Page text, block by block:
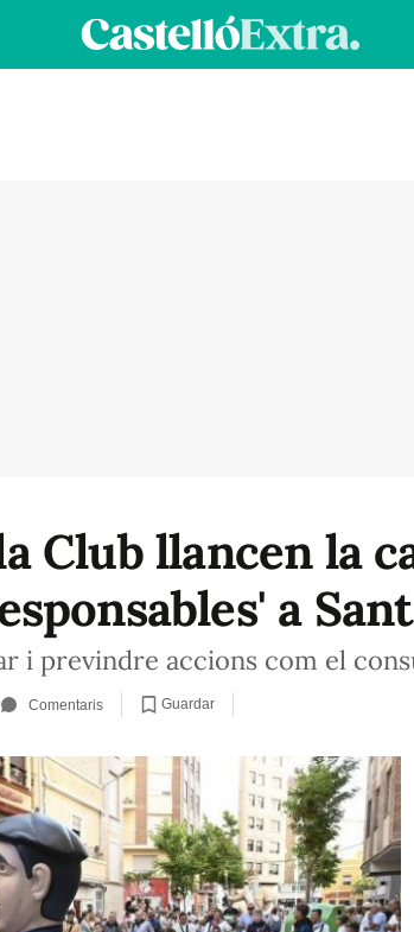
Club llancen la
a
i previndre accions com el
Comentaris Guardar